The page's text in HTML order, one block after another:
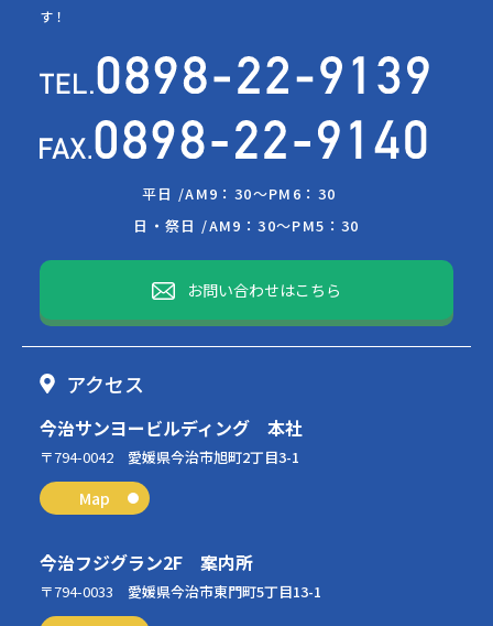
す！
平日 /AM9：30～PM6：30
日・祭日 /AM9：30～PM5：30
お問い合わせはこちら
アクセス
今治サンヨービルディング 本社
〒794-0042 愛媛県今治市旭町2丁目3-1
Map
今治フジグラン2F 案内所
〒794-0033 愛媛県今治市東門町5丁目13-1